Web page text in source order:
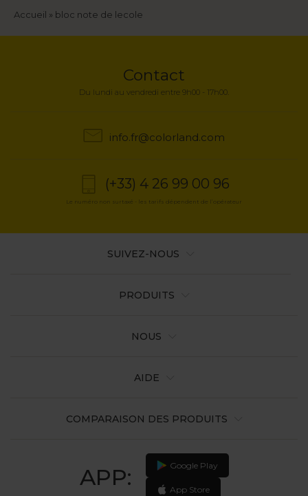
Fil
Accueil bloc note de lecole
Contact
Du lundi au vendredi entre 9h00 - 17h00.
info.fr@colorland.com
(+33) 4 26 99 00 96
Le numéro non surtaxé - les tarifs dépendent de l’opérateur
PRODUITS
NOUS
AIDE
COMPARAISON DES PRODUITS
APP: Google Play
App Store
SUIVEZ-NOUS